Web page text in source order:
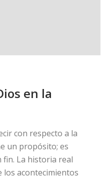
en la
con respecto a la
un propósito; es
fin. La historia real
los acontecimientos